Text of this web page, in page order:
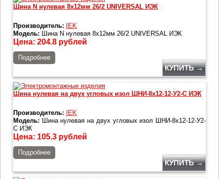
Шина N нулевая 8х12мм 26/2 UNIVERSAL ИЭК
Производитель:
IEK
Модель: Шина N нулевая 8х12мм 26/2 UNIVERSAL ИЭК
Цена: 204.8 рублей
Подробнее
КУПИТЬ →
Шина нулевая на двух угловых изол ШНИ-8х12-12-У2-С ИЭК
Производитель:
IEK
Модель: Шина нулевая на двух угловых изол ШНИ-8х12-12-У2-
С ИЭК
Цена: 105.3 рублей
Подробнее
КУПИТЬ →